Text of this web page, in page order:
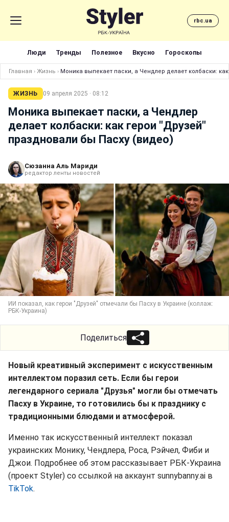
rbc.ua
Люди Тренды Полезное Вкусно Гороскопы
Главная › Жизнь › Моника выпекает паски, а Чендлер делает колбаски:
ЖИЗНЬ 09 апреля 2025 · 08:12
Моника выпекает паски, а Чендлер
делает колбаски: как герои "Друзей"
праздновали бы Пасху (видео)
Сюзанна Аль Мариди
редактор ленты новостей
ИИ показал, как герои "Друзей" отмечали бы Пасху в Украине (коллаж:
РБК-Украина)
Поделиться
Новый креативный эксперимент с искусственным
интеллектом поразил сеть. Если бы герои
легендарного сериала "Друзья" могли бы отмечать
Пасху в Украине, то готовились бы к празднику с
традиционными блюдами и атмосферой.
Именно так искусственный интеллект показал
украинских Монику, Чендлера, Роса, Рэйчел, Фиби и
Джои. Подробнее об этом рассказывает РБК-Украина
(проект Styler) со ссылкой на аккаунт sunnybanny.ai в
TikTok.